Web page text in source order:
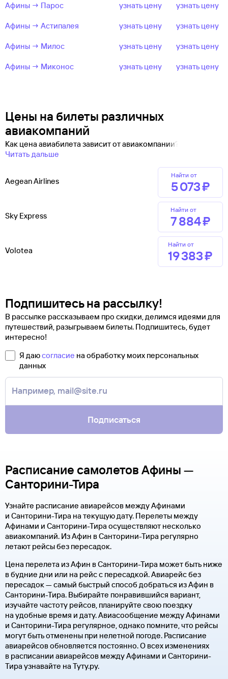
Афины → Парос узнать цену узнать цену
Афины → Астипалея узнать цену узнать цену
Афины → Милос узнать цену узнать цену
Афины → Миконос узнать цену узнать цену
Цены на билеты различных
авиакомпаний
Как цена авиабилета зависит от авиакомпании?
Читать дальше
Aegean Airlines
Найти от
5 ⁠073 ⁠₽
Sky Express
Найти от
7 ⁠884 ⁠₽
Volotea
Найти от
19 ⁠383 ⁠₽
Подпишитесь на рассылку!
В рассылке рассказываем про скидки, делимся идеями для
путешествий, разыгрываем билеты. Подпишитесь, будет
интересно!
Я даюсогласие на обработку моих персональных
данных
Подписаться
Расписание самолетов Афины —
Санторини-Тира
Узнайте расписание авиарейсов между Афинами
и Санторини-Тира на текущую дату. Перелеты между
Афинами и Санторини-Тира осуществляют несколько
авиакомпаний. Из Афин в Санторини-Тира регулярно
летают рейсы без пересадок.
Цена перелета из Афин в Санторини-Тира может быть ниже
в будние дни или на рейс с пересадкой. Авиарейс без
пересадок — самый быстрый способ добраться из Афин в
Санторини-Тира. Выбирайте понравившийся вариант,
изучайте частоту рейсов, планируйте свою поездку
на удобные время и дату. Авиасообщение между Афинами
и Санторини-Тира регулярное, однако помните, что рейсы
могут быть отменены при нелетной погоде. Расписание
авиарейсов обновляется постоянно. О всех изменениях
в расписании авиарейсов между Афинами и Санторини-
Тира узнавайте на Туту.ру.